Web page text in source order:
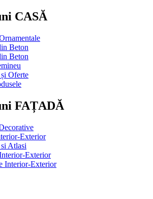
CASĂ
Beton
Beton
Oferte
FAȚADĂ
Exterior
Atlasi
Exterior
Interior-Exterior